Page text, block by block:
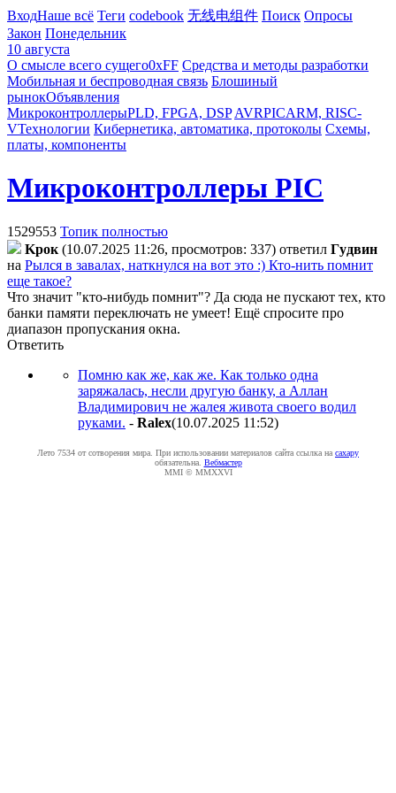
ВходНаше всё Теги codebook 无线电组件 Поиск Опросы
Закон Понедельник
10 августа
О смысле всего сущего0xFF Средства и методы разработки
Мобильная и беспроводная связь Блошиный
рынокОбъявления
МикроконтроллерыPLD, FPGA, DSP AVRPICARM, RISC-
VТехнологии Кибернетика, автоматика, протоколы Схемы,
платы, компоненты
Микроконтроллеры PIC
1529553 Топик полностью
Kpoк (10.07.2025 11:26, просмотров: 337) ответил Гyдвин
на Рылся в завалах, наткнулся на вот это :) Кто-нить помнит
еще такое?
Что значит "кто-нибудь помнит"? Да сюда не пускают тех, кто
банки памяти переключать не умеет! Ещё спросите про
диапазон пропускания окна.
Ответить
Помню как же, как же. Как только одна
заряжалась, несли другую банку, а Аллан
Владимирович не жалея живота своего водил
руками. - Ralex(10.07.2025 11:52)
Лето 7534 от сотворения мира. При использовании материалов сайта ссылка на caxapу
обязательна. Вебмастер
MMI © MMXXVI